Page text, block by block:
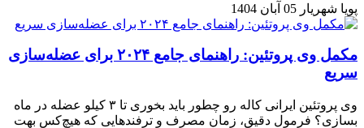
پویا شهریار 05 آبان 1404
مکمل وی پروتئین: راهنمای جامع ۲۰۲۴ برای عضله‌سازی
سریع
وی پروتئین ایرانی کاله رو چطور باید بخوری تا ۳ کیلو عضله در ماه
بسازی؟ فرمول دقیق، زمان مصرف و ترفندهایی که هیچ‌کس بهت